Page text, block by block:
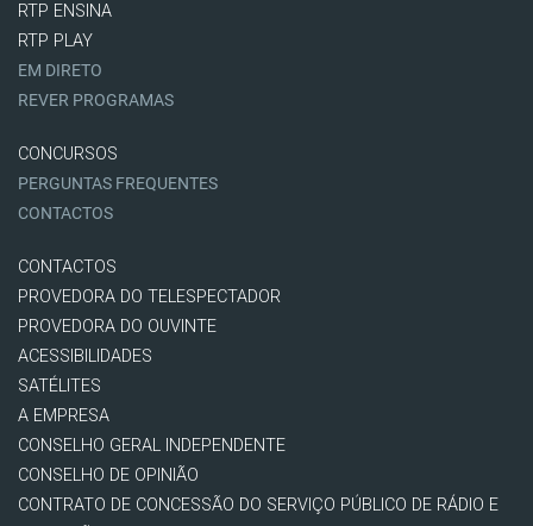
RTP ENSINA
RTP PLAY
EM DIRETO
REVER PROGRAMAS
CONCURSOS
PERGUNTAS FREQUENTES
CONTACTOS
CONTACTOS
PROVEDORA DO TELESPECTADOR
PROVEDORA DO OUVINTE
ACESSIBILIDADES
SATÉLITES
A EMPRESA
CONSELHO GERAL INDEPENDENTE
CONSELHO DE OPINIÃO
CONTRATO DE CONCESSÃO DO SERVIÇO PÚBLICO DE RÁDIO E